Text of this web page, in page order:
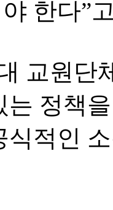
한다”
교원단
정책
식적인